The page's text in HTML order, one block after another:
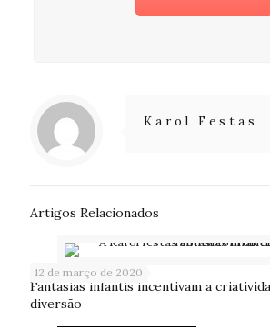
Karol Festas
Artigos Relacionados
12 de março de 2020
Fantasias infantis incentivam a
diversão